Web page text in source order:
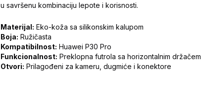
u savršenu kombinaciju lepote i korisnosti.
Materijal: Eko-koža sa silikonskim kalupom
Boja: Ružičasta
Kompatibilnost: Huawei P30 Pro
Funkcionalnost: Preklopna futrola sa horizontalnim držačem
Otvori: Prilagođeni za kameru, dugmiće i konektore